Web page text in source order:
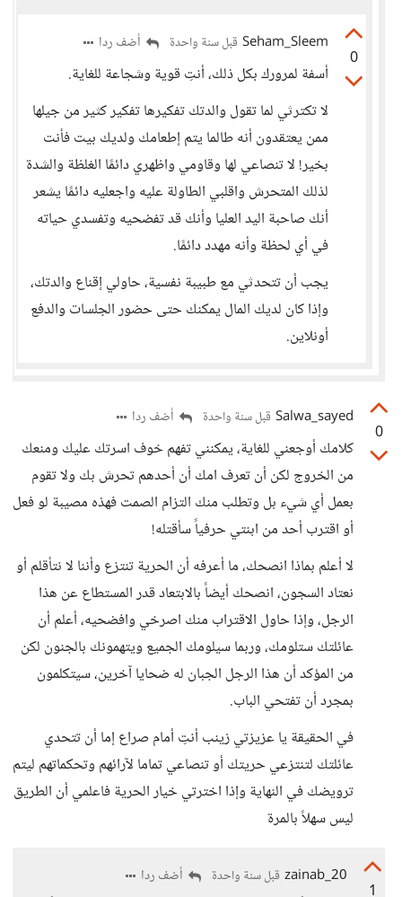
0
Seham_Sleem قبل سنة واحدة أضف ردا
أسفة لمرورك بكل ذلك، أنتِ قوية وشجاعة للغاية.
لا تكترثي لما تقول والدتك تفكيرها تفكير كثير من جيلها
ممن يعتقدون أنه طالما يتم إطعامك ولديك بيت فأنت
بخير! لا تنصاعي لها وقاومي واظهري دائمًا الغلظة والشدة
لذلك المتحرش واقلبي الطاولة عليه واجعليه دائمًا يشعر
أنك صاحبة اليد العليا وأنك قد تفضحيه وتفسدي حياته
في أي لحظة وأنه مهدد دائمًا.
يجب أن تتحدثي مع طبيبة نفسية، حاولي إقناع والدتك،
وإذا كان لديك المال يمكنك حتى حضور الجلسات والدفع
أونلاين.
0
Salwa_sayed قبل سنة واحدة أضف ردا
كلامك أوجعني للغاية، يمكنني تفهم خوف اسرتك عليك ومنعك
من الخروج لكن أن تعرف امك أن أحدهم تحرش بك ولا تقوم
بعمل أي شيء بل وتطلب منك التزام الصمت فهذه مصيبة لو فعل
أو اقترب أحد من ابنتي حرفياً سأقتله!
لا أعلم بماذا انصحك، ما أعرفه أن الحرية تنتزع وأننا لا نتأقلم أو
نعتاد السجون، انصحك أيضاً بالابتعاد قدر المستطاع عن هذا
الرجل، وإذا حاول الاقتراب منك اصرخي وافضحيه، أعلم أن
عائلتك ستلومك، وربما سيلومك الجميع ويتهمونك بالجنون لكن
من المؤكد أن هذا الرجل الجبان له ضحايا آخرين، سيتكلمون
بمجرد أن تفتحي الباب.
في الحقيقة يا عزيزتي زينب أنتِ أمام صراع إما أن تتحدي
عائلتك لتنتزعي حريتك أو تنصاعي تماما لآرائهم وتحكماتهم ليتم
ترويضك في النهاية وإذا اخترتي خيار الحرية فاعلمي أن الطريق
ليس سهلاً بالمرة
1
zainab_20 قبل سنة واحدة أضف ردا